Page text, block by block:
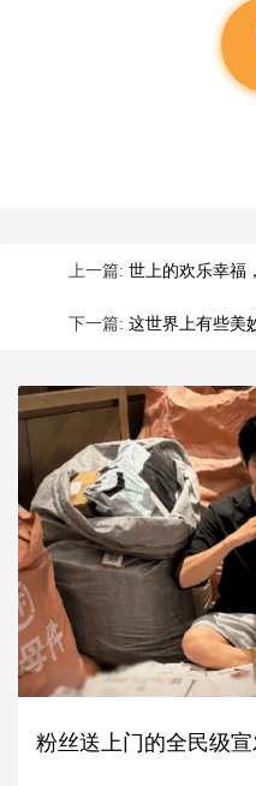
上一篇: 世上的欢乐幸福
下一篇: 这世界上有些美
粉丝送上门的全民级